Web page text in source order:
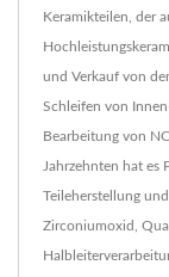
Keramikteilen, der
und Verkauf von
Schleifen von
Bearbeitung von
Jahrzehnten hat es
Teileherstellung
Zirconiumoxid,